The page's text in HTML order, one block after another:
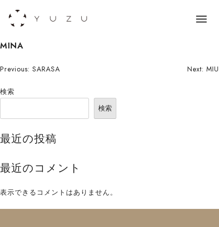
S
i
t
c
n
e
t
メ
MINA
投
稿
ゲ
ー
シ
ョ
Previous: SARASA Next: MIU
検索
検索
最近の投稿
最近のコメント
表示できるコメントはありません。